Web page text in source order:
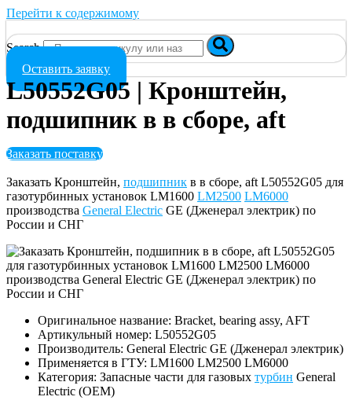
Перейти к содержимому
Search
Оставить заявку
L50552G05 | Кронштейн,
подшипник в в сборе, aft
Заказать поставку
Заказать Кронштейн, подшипник в в сборе, aft L50552G05 для
газотурбинных установок LM1600 LM2500 LM6000
производства General Electric GE (Дженерал электрик) по
России и СНГ
Оригинальное название: Bracket, bearing assy, AFT
Артикульный номер: L50552G05
Производитель: General Electric GE (Дженерал электрик)
Применяется в ГТУ: LM1600 LM2500 LM6000
Категория: Запасные части для газовых турбин General
Electric (OEM)